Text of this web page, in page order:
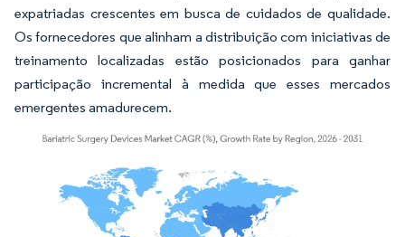
expatriadas crescentes em busca de cuidados de qualidade.
Os fornecedores que alinham a distribuição com iniciativas de
treinamento localizadas estão posicionados para ganhar
participação incremental à medida que esses mercados
emergentes amadurecem.